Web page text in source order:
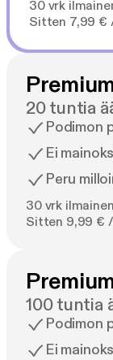
30 vrk
Sitten 7,99 €
20 tuntia
Podimon
Ei
Peru
30 vrk
Sitten 9,99 €
100 tuntia
Podimon
Ei